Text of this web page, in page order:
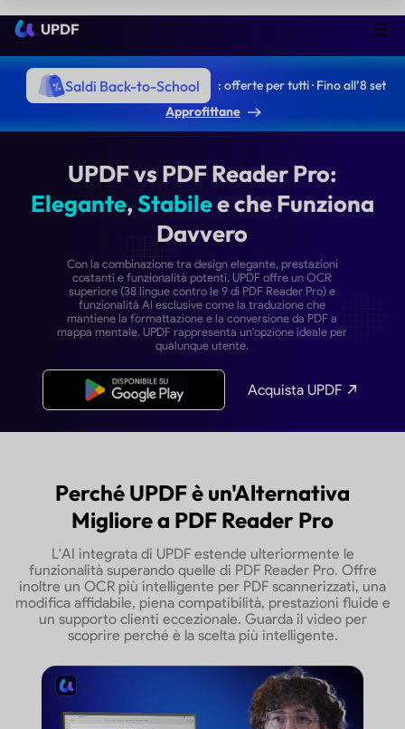
UPDF
Saldi Back-to-School
: offerte per tutti · Fino all’8 set
Approfittane
UPDF vs PDF Reader
Elegante,Stabilee che
Davvero
Con la combinazione tra design elegante,
costanti e funzionalità potenti, UPDF offre un
funzionalità AI esclusive come la traduzione
mantiene la formattazione e la conversione da
mappa mentale. UPDF rappresenta un'opzione
qualunque utente.
Prova UPDF Gratis Acquista
Perché UPDF è un'Alternativa
Migliore a PDF Reader Pro
L'AI integrata di UPDF estende ulteriormente le
funzionalità superando quelle di PDF Reader Pro. Offre
inoltre un OCR più intelligente per PDF scannerizzati, una
modifica affidabile, piena compatibilità, prestazioni fluide e
un supporto clienti eccezionale. Guarda il video per
scoprire perché è la scelta più intelligente.